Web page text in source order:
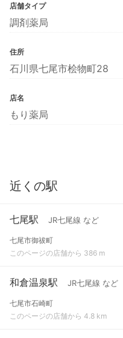
店舗タイプ
調剤薬局
住所
石川県七尾市桧物町28
店名
もり薬局
近くの駅
七尾駅 JR七尾線 など
七尾市御祓町
このページの店舗から 386 m
和倉温泉駅 JR七尾線 など
七尾市石崎町
このページの店舗から 4.8 km